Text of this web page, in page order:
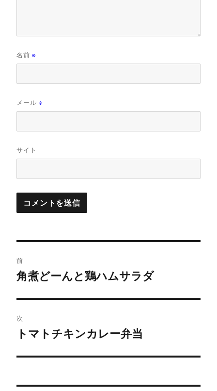
名前※
メール※
サイト
稿
ビ
ゲ
ー
前
前
投
稿:
角煮どーんと鶏ハムサラダ
次
次
投
トマトチキンカレー弁当